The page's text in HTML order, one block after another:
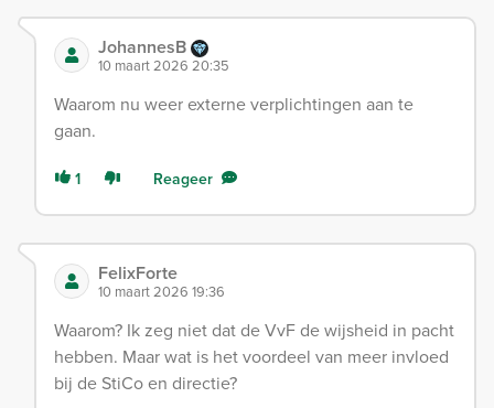
JohannesB
10 maart 2026 20:35
Waarom nu weer externe verplichtingen aan te
gaan.
1 Reageer
FelixForte
10 maart 2026 19:36
Waarom? Ik zeg niet dat de VvF de wijsheid in pacht
hebben. Maar wat is het voordeel van meer invloed
bij de StiCo en directie?